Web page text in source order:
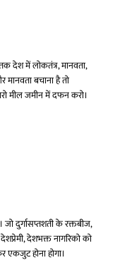
देश में लोकतंत्र, मानवता,
बचाना है तो
मील जमीन में दफन करो।
दुर्गासप्तशती के रक्तबीज,
देशभक्त नागरिको को
होना होगा।